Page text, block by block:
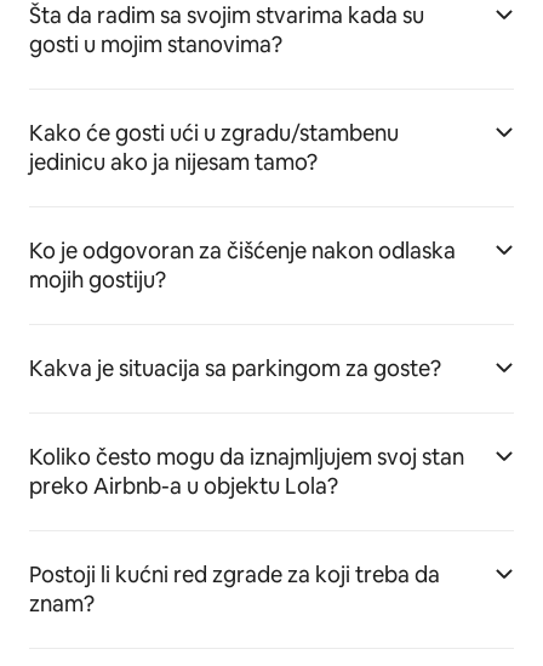
Šta da radim sa svojim stvarima kada su
gosti u mojim stanovima?
Kako će gosti ući u zgradu/stambenu
jedinicu ako ja nijesam tamo?
Ko je odgovoran za čišćenje nakon odlaska
mojih gostiju?
Kakva je situacija sa parkingom za goste?
Koliko često mogu da iznajmljujem svoj stan
preko Airbnb-a u objektu Lola?
Postoji li kućni red zgrade za koji treba da
znam?